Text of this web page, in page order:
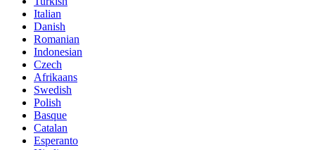
Italian
Danish
Romanian
Indonesian
Czech
Afrikaans
Swedish
Polish
Basque
Catalan
Esperanto